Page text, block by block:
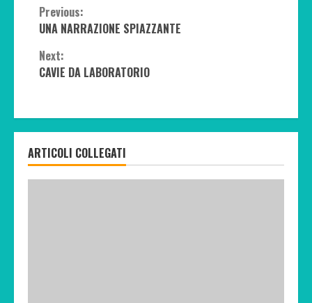
Continue
Reading
Previous:
UNA NARRAZIONE SPIAZZANTE
Next:
CAVIE DA LABORATORIO
ARTICOLI COLLEGATI